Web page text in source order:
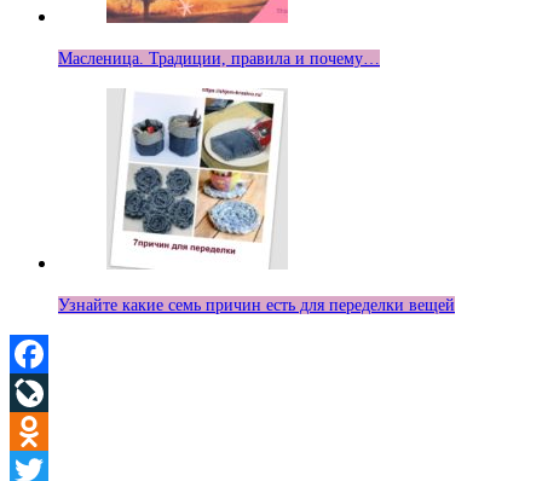
Масленица. Традиции, правила и почему…
Узнайте какие семь причин есть для переделки вещей
Facebook
LiveJournal
Odnoklassniki